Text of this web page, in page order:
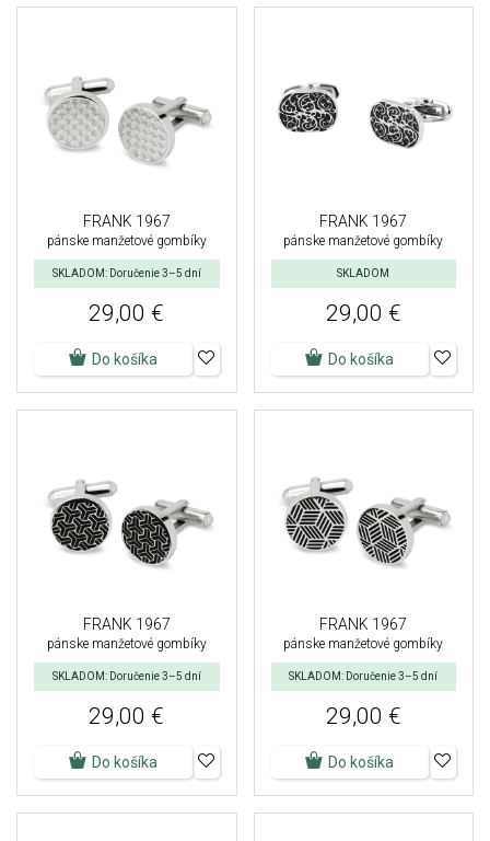
FRANK 1967
pánske manžetové gombíky
SKLADOM: Doručenie 3–5 dní
29,00 €
Do košíka
FRANK 1967
pánske manžetové gombíky
SKLADOM
29,00 €
Do košíka
FRANK 1967
pánske manžetové gombíky
SKLADOM: Doručenie 3–5 dní
29,00 €
Do košíka
FRANK 1967
pánske manžetové gombíky
SKLADOM: Doručenie 3–5 dní
29,00 €
Do košíka